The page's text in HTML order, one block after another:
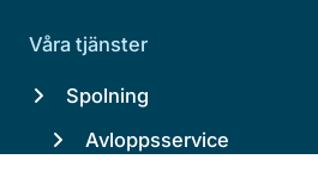
Våra tjänster
Spolning
Avloppsservice